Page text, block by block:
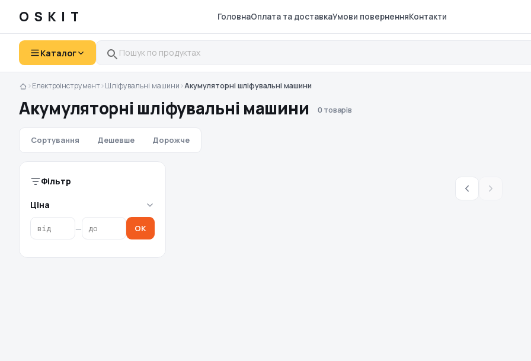
OSKIT ГоловнаОплата та доставкаУмови поверненняКонтакти
Каталог
›Електроінструмент›Шліфувальні машини ›Акумуляторні шліфувальні машини
Акумуляторні шліфувальні машини 0 товарів
Сортування Дешевше Дорожче
Фільтр
Ціна
— OK